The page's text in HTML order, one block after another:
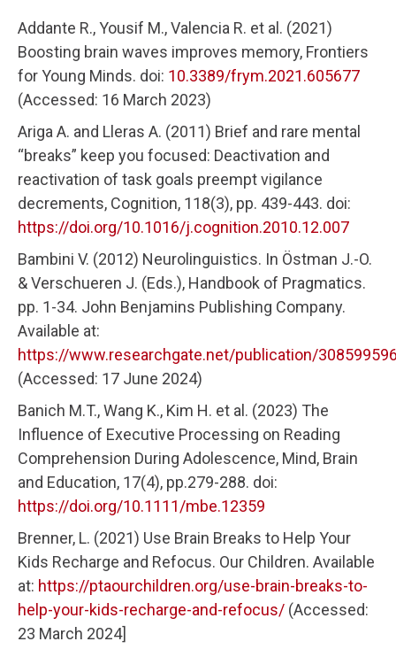
Addante R., Yousif M., Valencia R. et al. (2021)
Boosting brain waves improves memory, Frontiers
for Young Minds. doi: 10.3389/frym.2021.605677
(Accessed: 16 March 2023)
Ariga A. and Lleras A. (2011) Brief and rare mental
“breaks” keep you focused: Deactivation and
reactivation of task goals preempt vigilance
decrements, Cognition, 118(3), pp. 439-443. doi:
https://doi.org/10.1016/j.cognition.2010.12.007
Bambini V. (2012) Neurolinguistics. In Östman J.-O.
& Verschueren J. (Eds.), Handbook of Pragmatics.
pp. 1-34. John Benjamins Publishing Company.
Available at:
https://www.researchgate.net/publication/
(Accessed: 17 June 2024)​
Banich M.T., Wang K., Kim H. et al. (2023) The
Influence of Executive Processing on Reading
Comprehension During Adolescence, Mind, Brain
and Education, 17(4), pp.279-288. doi:
https://doi.org/10.1111/mbe.12359
Brenner, L. (2021) Use Brain Breaks to Help Your
Kids Recharge and Refocus. Our Children. Available
at: https://ptaourchildren.org/use-brain-breaks-to-
help-your-kids-recharge-and-refocus/ (Accessed:
23 March 2024]